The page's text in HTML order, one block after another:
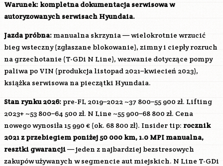
Warunek: kompletna dokumentacja serwisowa w
autoryzowanych serwisach Hyundaia.
Jazda próbna: manualna skrzynia — wielokrotnie wrzucić
bieg wsteczny (zgłaszane blokowanie), zimny i ciepły rozruch
na grzechotanie (T-GDi N Line), wezwanie dotyczące pompy
paliwa po VIN (produkcja listopad 2021–kwiecień 2023),
książka serwisowa na pieczątki Hyundaia.
Stan rynku 2026: pre-FL 2019–2022 ~37 800–55 900 zł. Lifting
2023+ ~53 800–64 500 zł. N Line ~55 900–68 800 zł. Cena
nowego wynosiła 15 990 € (ok. 68 800 zł). Insider tip: rocznik
2021 z przebiegiem poniżej 50 000 km, 1.0 MPI manualna,
resztki gwarancji— jeden z najbardziej bezstresowych
zakupów używanych w segmencie aut miejskich. N Line T-GDi